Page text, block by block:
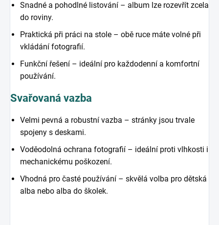
Snadné a pohodlné listování – album lze rozevřít zcela
do roviny.
Praktická při práci na stole – obě ruce máte volné při
vkládání fotografií.
Funkční řešení – ideální pro každodenní a komfortní
používání.
Svařovaná vazba
Velmi pevná a robustní vazba – stránky jsou trvale
spojeny s deskami.
Voděodolná ochrana fotografií – ideální proti vlhkosti i
mechanickému poškození.
Vhodná pro časté používání – skvělá volba pro dětská
alba nebo alba do školek.